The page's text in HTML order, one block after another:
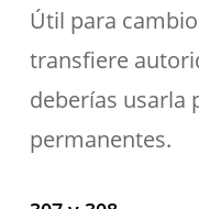
Útil para
transfiere
deberías usarla
permanentes.